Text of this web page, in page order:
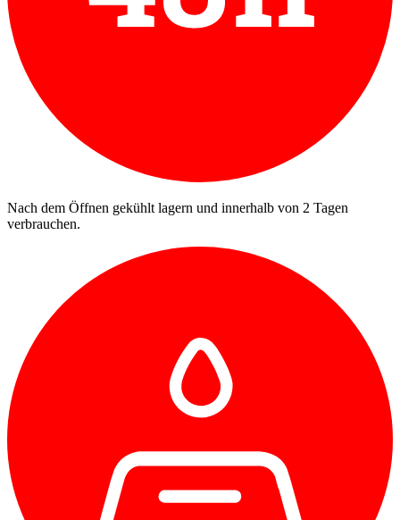
Nach dem Öffnen gekühlt lagern und innerhalb von 2 Tagen
verbrauchen.